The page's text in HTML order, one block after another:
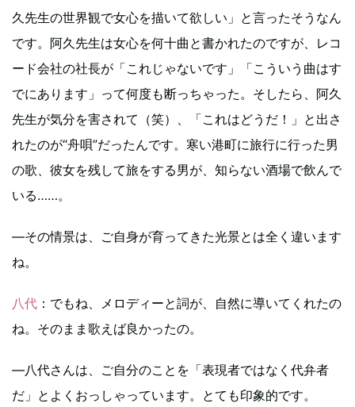
久先生の世界観で女心を描いて欲しい」と言ったそうなん
です。阿久先生は女心を何十曲と書かれたのですが、レコ
ード会社の社長が「これじゃないです」「こういう曲はす
でにあります」って何度も断っちゃった。そしたら、阿久
先生が気分を害されて（笑）、「これはどうだ！」と出さ
れたのが“舟唄”だったんです。寒い港町に旅行に行った男
の歌、彼女を残して旅をする男が、知らない酒場で飲んで
いる……。
―その情景は、ご自身が育ってきた光景とは全く違います
ね。
八代 ：でもね、メロディーと詞が、自然に導いてくれたの
ね。そのまま歌えば良かったの。
―八代さんは、ご自分のことを「表現者ではなく代弁者
だ」とよくおっしゃっています。とても印象的です。